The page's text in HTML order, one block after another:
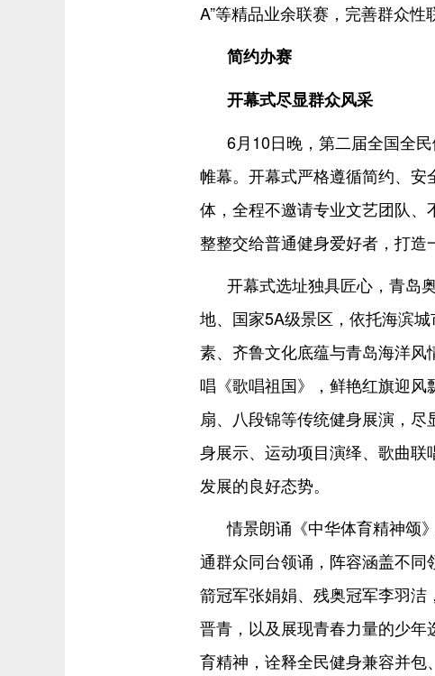
A”等精品业余联赛，完善群众性
简约办赛
开幕式尽显群众风采
6月10日晚，第二届全国全
帷幕。开幕式严格遵循简约、
体，全程不邀请专业文艺团队
整整交给普通健身爱好者，打造
开幕式选址独具匠心，青岛
地、国家5A级景区，依托海滨
素、齐鲁文化底蕴与青岛海洋
唱《歌唱祖国》，鲜艳红旗迎
扇、八段锦等传统健身展演，
身展示、运动项目演绎、歌曲
发展的良好态势。
情景朗诵《中华体育精神颂
通群众同台领诵，阵容涵盖不
箭冠军张娟娟、残奥冠军李羽
晋青，以及展现青春力量的少
育精神，诠释全民健身兼容并